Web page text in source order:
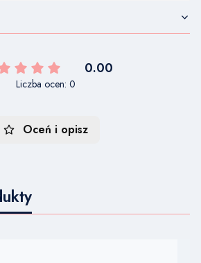
0.00
Liczba ocen: 0
Oceń i opisz